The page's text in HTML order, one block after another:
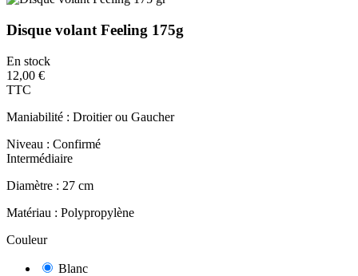
Disque volant Feeling 175g
En stock
12,00 €
TTC
Maniabilité : Droitier ou Gaucher
Niveau : Confirmé
Intermédiaire
Diamètre : 27 cm
Matériau : Polypropylène
Couleur
Blanc